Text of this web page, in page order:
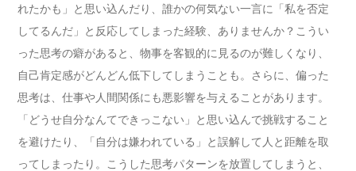
れたかも」と思い込んだり、誰かの何気ない一言に「私を否定
してるんだ」と反応してしまった経験、ありませんか？こうい
った思考の癖があると、物事を客観的に見るのが難しくなり、
自己肯定感がどんどん低下してしまうことも。さらに、偏った
思考は、仕事や人間関係にも悪影響を与えることがあります。
「どうせ自分なんてできっこない」と思い込んで挑戦すること
を避けたり、「自分は嫌われている」と誤解して人と距離を取
ってしまったり。こうした思考パターンを放置してしまうと、